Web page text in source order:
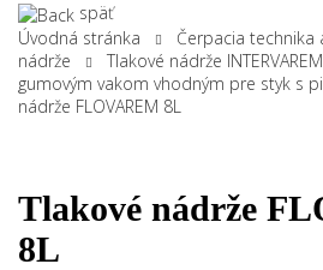
späť
Úvodná stránka
Čerpacia technika
nádrže
Tlakové nádrže
gumovým vakom vhodným pre styk s
nádrže FLOVAREM 8L
Tlakové nádrže
8L